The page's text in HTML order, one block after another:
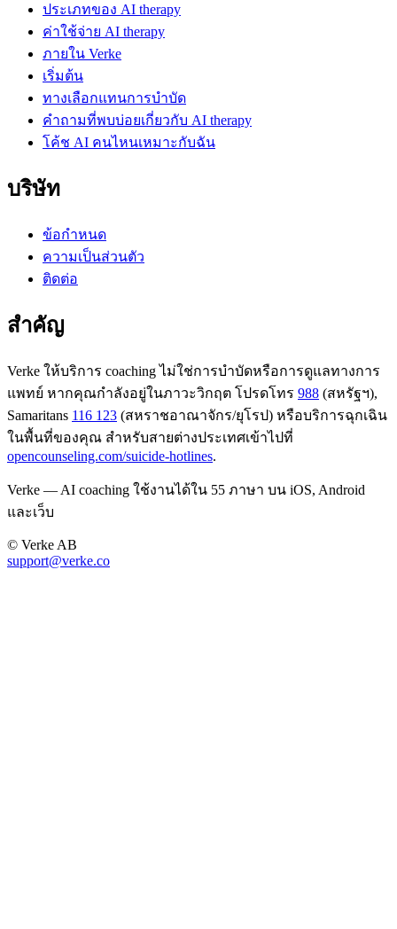
ประเภทของ AI therapy
ค่าใช้จ่าย AI therapy
ภายใน Verke
เริ่มต้น
ทางเลือกแทนการบำบัด
คำถามที่พบบ่อยเกี่ยวกับ AI therapy
โค้ช AI คนไหนเหมาะกับฉัน
บริษัท
ข้อกำหนด
ความเป็นส่วนตัว
ติดต่อ
สำคัญ
Verke ให้บริการ coaching ไม่ใช่การบำบัดหรือการดูแลทางการ
แพทย์ หากคุณกำลังอยู่ในภาวะวิกฤต โปรดโทร 988 (สหรัฐฯ),
Samaritans 116 123 (สหราชอาณาจักร/ยุโรป) หรือบริการฉุกเฉิน
ในพื้นที่ของคุณ สำหรับสายต่างประเทศเข้าไปที่
opencounseling.com/suicide-hotlines.
Verke — AI coaching ใช้งานได้ใน 55 ภาษา บน iOS, Android
และเว็บ
© Verke AB
support@verke.co